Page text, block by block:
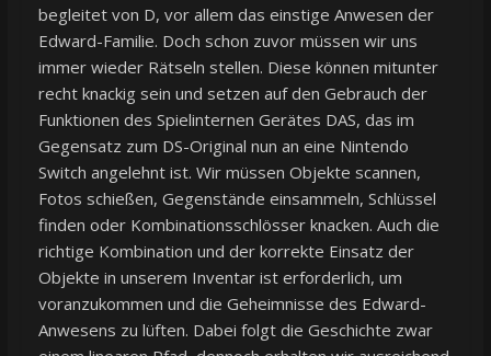
begleitet von D, vor allem das einstige Anwesen der
Edward-Familie. Doch schon zuvor müssen wir uns
immer wieder Rätseln stellen. Diese können mitunter
recht knackig sein und setzen auf den Gebrauch der
Funktionen des Spielinternen Gerätes DAS, das im
Gegensatz zum DS-Original nun an eine Nintendo
Switch angelehnt ist. Wir müssen Objekte scannen,
Fotos schießen, Gegenstände einsammeln, Schlüssel
finden oder Kombinationsschlösser knacken. Auch die
richtige Kombination und der korrekte Einsatz der
Objekte in unserem Inventar ist erforderlich, um
voranzukommen und die Geheimnisse des Edward-
Anwesens zu lüften. Dabei folgt die Geschichte zwar